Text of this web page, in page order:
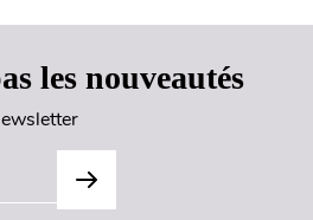
les nouveautés